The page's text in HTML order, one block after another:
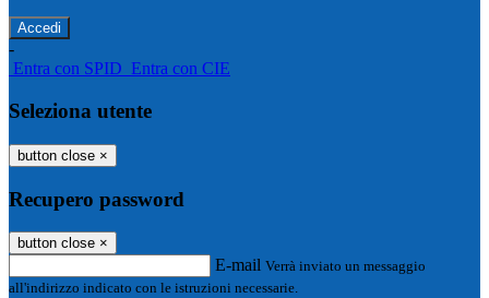
-
Entra con SPID Entra con CIE
Seleziona utente
button close ×
Recupero password
button close ×
E-mail Verrà inviato un messaggio
all'indirizzo indicato con le istruzioni necessarie.